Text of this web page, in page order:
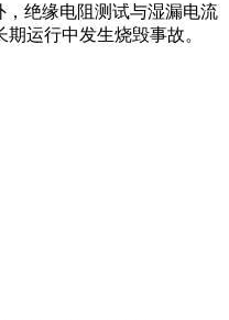
，绝缘电阻测试与湿漏电流
运行中发生烧毁事故。